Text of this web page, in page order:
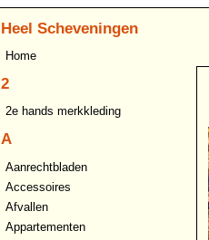
Heel Scheveningen
Home
2
2e hands merkkleding
A
Aanrechtbladen
Accessoires
Afvallen
Appartementen